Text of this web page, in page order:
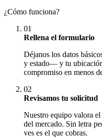
¿Cómo funciona?
01
Rellena el formulario
Déjanos los datos
y estado— y tu
compromiso en menos
02
Revisamos tu solicitud
Nuestro equipo valora
del mercado. Sin letra
ves es el que cobras.